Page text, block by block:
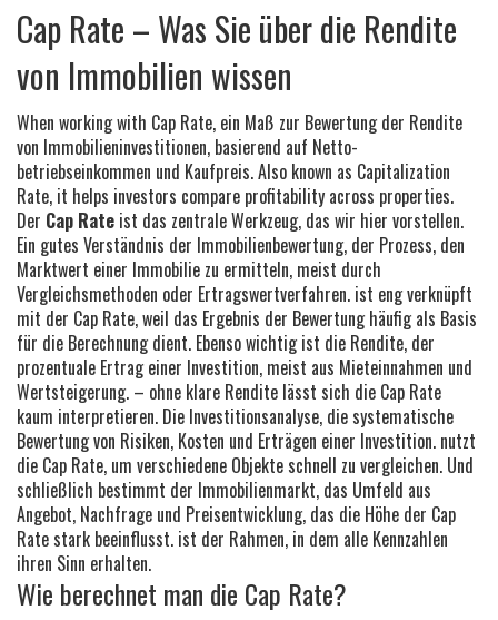
Cap Rate – Was Sie über die Rendite
von Immobilien wissen
When working with Cap Rate, ein Maß zur Bewertung der Rendite
von Immobilieninvestitionen, basierend auf Netto­
betriebseinkommen und Kaufpreis. Also known as Capitalization
Rate, it helps investors compare profitability across properties.
Der Cap Rate ist das zentrale Werkzeug, das wir hier vorstellen.
Ein gutes Verständnis der Immobilienbewertung, der Prozess, den
Marktwert einer Immobilie zu ermitteln, meist durch
Vergleichsmethoden oder Ertragswertverfahren. ist eng verknüpft
mit der Cap Rate, weil das Ergebnis der Bewertung häufig als Basis
für die Berechnung dient. Ebenso wichtig ist die Rendite, der
prozentuale Ertrag einer Investition, meist aus Mieteinnahmen und
Wertsteigerung. – ohne klare Rendite lässt sich die Cap Rate
kaum interpretieren. Die Investitionsanalyse, die systematische
Bewertung von Risiken, Kosten und Erträgen einer Investition. nutzt
die Cap Rate, um verschiedene Objekte schnell zu vergleichen. Und
schließlich bestimmt der Immobilienmarkt, das Umfeld aus
Angebot, Nachfrage und Preisentwicklung, das die Höhe der Cap
Rate stark beeinflusst. ist der Rahmen, in dem alle Kennzahlen
ihren Sinn erhalten.
Wie berechnet man die Cap Rate?